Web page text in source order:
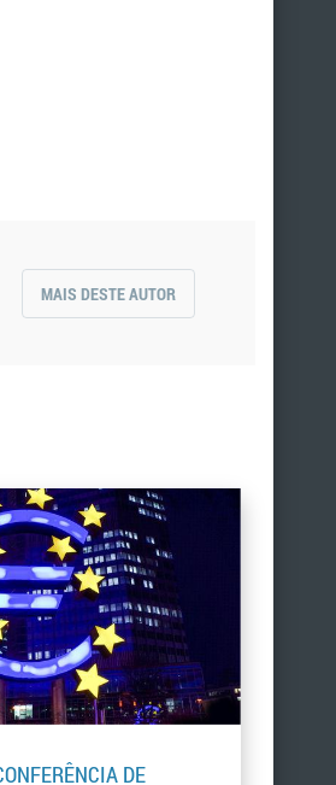
MAIS DESTE AUTOR
DE